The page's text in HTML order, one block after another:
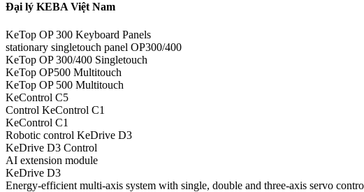
Đại lý KEBA Việt Nam
KeTop OP 300 Keyboard Panels
stationary singletouch panel OP300/400
KeTop OP 300/400 Singletouch
KeTop OP500 Multitouch
KeTop OP 500 Multitouch
KeControl C5
Control KeControl C1
KeControl C1
Robotic control KeDrive D3
KeDrive D3 Control
AI extension module
KeDrive D3
Energy-efficient multi-axis system with single, double and three-axis servo